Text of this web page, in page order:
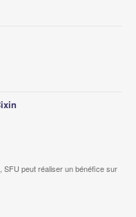
SFU peut réaliser un bénéfice sur